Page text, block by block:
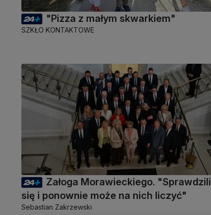
"Pizza z małym skwarkiem"
SZKŁO KONTAKTOWE
Załoga Morawieckiego. "Sprawdzili
się i ponownie może na nich liczyć"
Sebastian Zakrzewski